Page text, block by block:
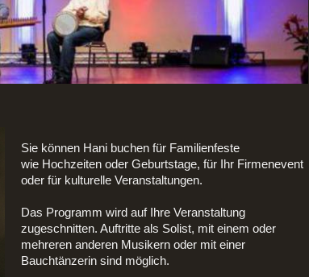
Sie können Hani buchen für Familienfeste
wie Hochzeiten oder Geburtstage, für Ihr Firmenevent
oder für kulturelle Veranstaltungen.
Das Programm wird auf Ihre Veranstaltung
zugeschnitten. Auftritte als Solist, mit einem oder
mehreren anderen Musikern oder mit einer
Bauchtänzerin sind möglich.